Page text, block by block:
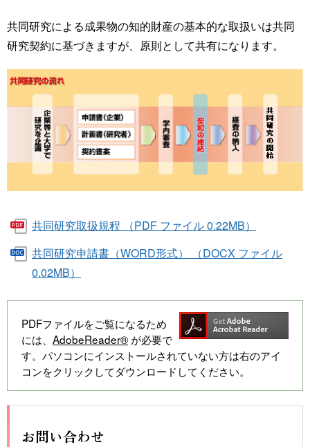
共同研究による成果物の知的財産の基本的な取扱いは共同
研究契約に基づきますが、原則として共有になります。
共同研究取扱規程 （PDF ファイル 0.22MB）
共同研究申請書（WORD形式） （DOCX ファイル
0.02MB）
PDFファイルをご覧になるため
には、 AdobeReader® が必要で
す。パソコンにインストールされていない方は右のアイ
コンをクリックしてダウンロードしてください。
お問い合わせ